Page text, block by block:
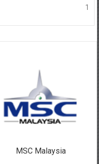
1
Malaysia Portal